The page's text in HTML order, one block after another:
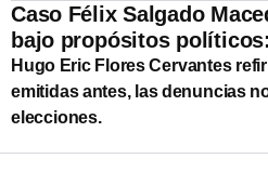
Caso Félix Salgado
bajo propósitos
Hugo Eric Flores Cervantes
emitidas antes, las denuncias
elecciones.